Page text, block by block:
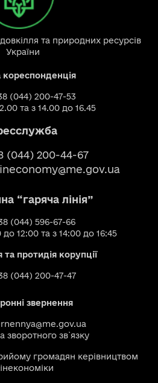
та природних ресурсів
України
кореспонденція
(044) 200-47-53
та з 14.00 до 16.45
(044) 200-44-67
“гаряча лінія”
(044) 596-67-66
12:00 та з 14:00 до 16:45
та протидія корупції
(044) 200-47-47
звернення
зворотного зв`язку
громадян керівництвом